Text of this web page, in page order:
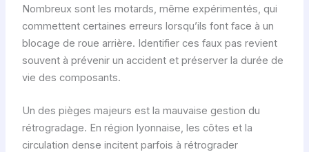
Nombreux sont les motards, même expérimentés, qui
commettent certaines erreurs lorsqu’ils font face à un
blocage de roue arrière. Identifier ces faux pas revient
souvent à prévenir un accident et préserver la durée de
vie des composants.
Un des pièges majeurs est la mauvaise gestion du
rétrogradage. En région lyonnaise, les côtes et la
circulation dense incitent parfois à rétrograder